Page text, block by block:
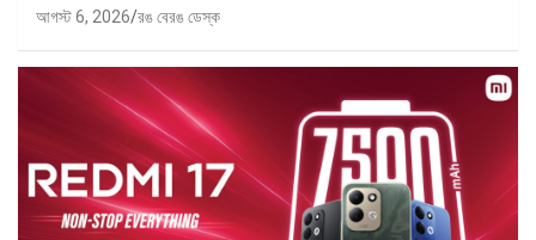
আগস্ট 6, 2026 রঙ বেরঙ ডেস্ক